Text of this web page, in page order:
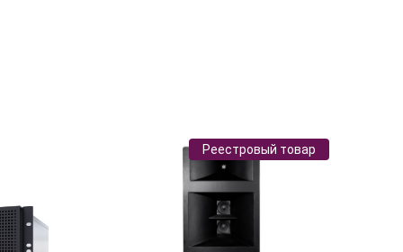
Реестровый товар